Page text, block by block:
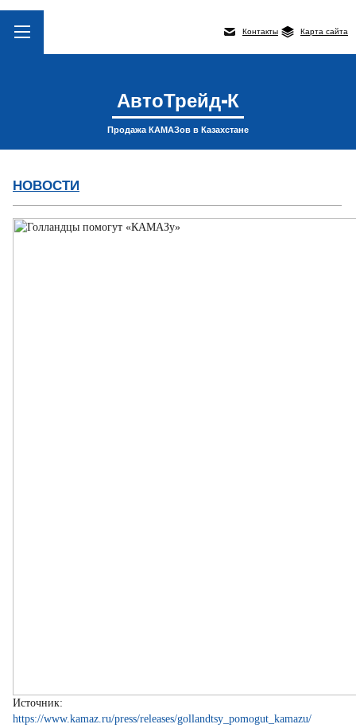
Контакты Карта сайта
АвтоТрейд-К
Продажа КАМАЗов в Казахстане
НОВОСТИ
Источник:
https://www.kamaz.ru/press/releases/gollandtsy_pomogut_kamazu/